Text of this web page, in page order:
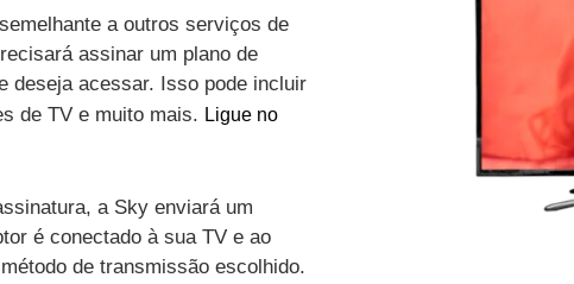
a outros serviços de
assinar um plano de
deseja acessar. Isso pode incluir
de TV e muito mais. Ligue no
a Sky enviará um
é conectado à sua TV e ao
de transmissão escolhido.